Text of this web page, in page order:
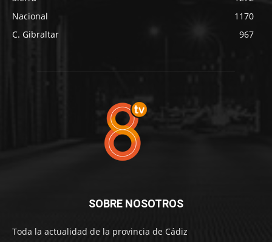
Nacional
1170
C. Gibraltar
967
SOBRE NOSOTROS
Toda la actualidad de la provincia de Cádiz